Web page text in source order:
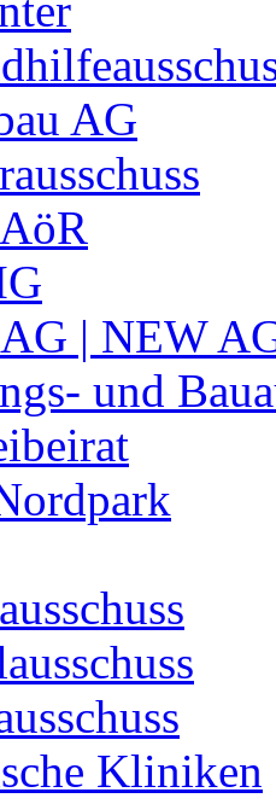
AG
| NEW
und
Kliniken